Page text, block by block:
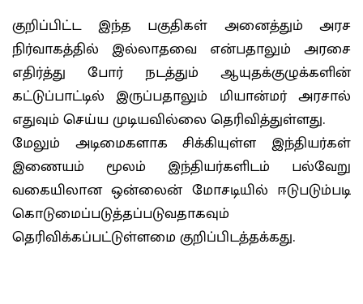
குறிப்பிட்ட இந்த பகுதிகள் அனைத்தும் அரச
நிர்வாகத்தில் இல்லாதவை என்பதாலும் அரசை
எதிர்த்து போர் நடத்தும் ஆயுதக்குழுக்களின்
கட்டுப்பாட்டில் இருப்பதாலும் மியான்மர் அரசால்
எதுவும் செய்ய முடியவில்லை தெரிவித்துள்ளது.
மேலும் அடிமைகளாக சிக்கியுள்ள இந்தியர்கள்
இணையம் மூலம் இந்தியர்களிடம் பல்வேறு
வகையிலான ஒன்லைன் மோசடியில் ஈடுபடும்படி
கொடுமைப்படுத்தப்படுவதாகவும்
தெரிவிக்கப்பட்டுள்ளமை குறிப்பிடத்தக்கது.